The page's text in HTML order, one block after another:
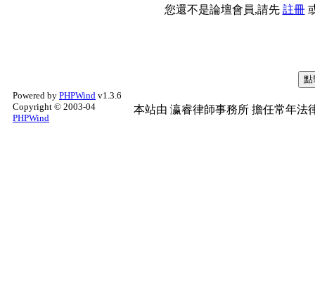
您還不是論壇會員,請先 註冊
Powered by PHPWind v1.3.6
Copyright © 2003-04
PHPWind
本站由 瀛睿律師事務所 擔任常年法